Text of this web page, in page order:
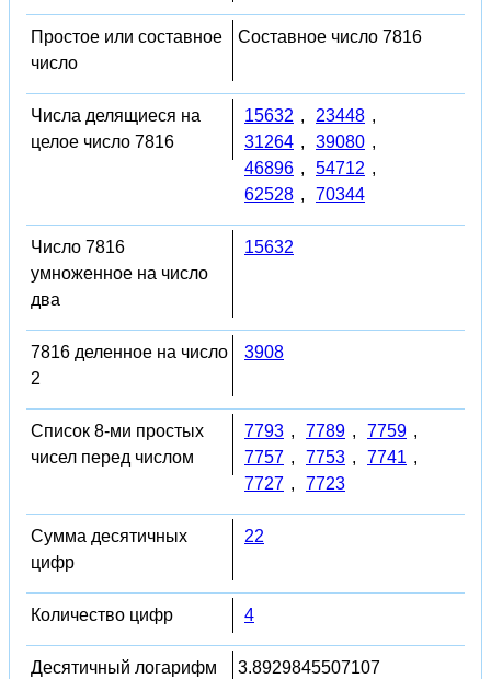
Простое или составное
число
Составное число 7816
Числа делящиеся на
целое число 7816
15632 , 23448 ,
31264 , 39080 ,
46896 , 54712 ,
62528 , 70344
Число 7816
умноженное на число
два
15632
7816 деленное на число
2
3908
Список 8-ми простых
чисел перед числом
7793 , 7789 , 7759 ,
7757 , 7753 , 7741 ,
7727 , 7723
Сумма десятичных
цифр
22
Количество цифр 4
Десятичный логарифм
3.8929845507107